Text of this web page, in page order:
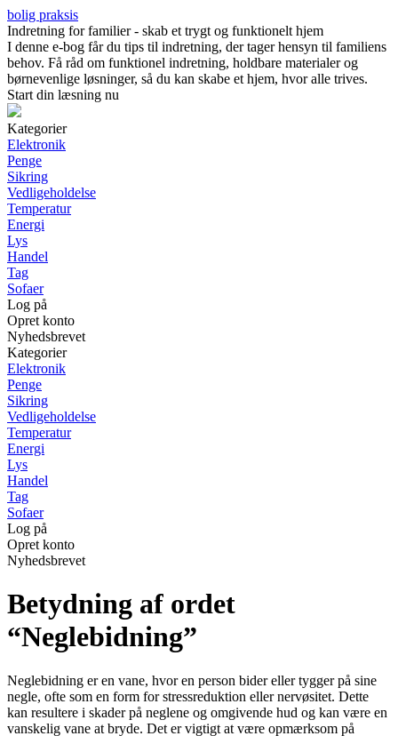
bolig praksis
Indretning for familier - skab et trygt og funktionelt hjem
I denne e-bog får du tips til indretning, der tager hensyn til familiens
behov. Få råd om funktionel indretning, holdbare materialer og
børnevenlige løsninger, så du kan skabe et hjem, hvor alle trives.
Start din læsning nu
Kategorier
Elektronik
Penge
Sikring
Vedligeholdelse
Temperatur
Energi
Lys
Handel
Tag
Sofaer
Log på
Opret konto
Nyhedsbrevet
Kategorier
Elektronik
Penge
Sikring
Vedligeholdelse
Temperatur
Energi
Lys
Handel
Tag
Sofaer
Log på
Opret konto
Nyhedsbrevet
Betydning af ordet
“Neglebidning”
Neglebidning er en vane, hvor en person bider eller tygger på sine
negle, ofte som en form for stressreduktion eller nervøsitet. Dette
kan resultere i skader på neglene og omgivende hud og kan være en
vanskelig vane at bryde. Det er vigtigt at være opmærksom på